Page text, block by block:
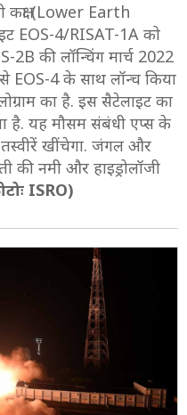
कक्षा (Lower Earth
EOS-4/RISAT-1A को
की लॉन्चिंग मार्च 2022
EOS-4 के साथ लॉन्च किया
का है. इस सैटेलाइट का
है. यह मौसम संबंधी एप्स के
खींचेगा. जंगल और
की नमी और हाइड्रोलॉजी
ISRO)